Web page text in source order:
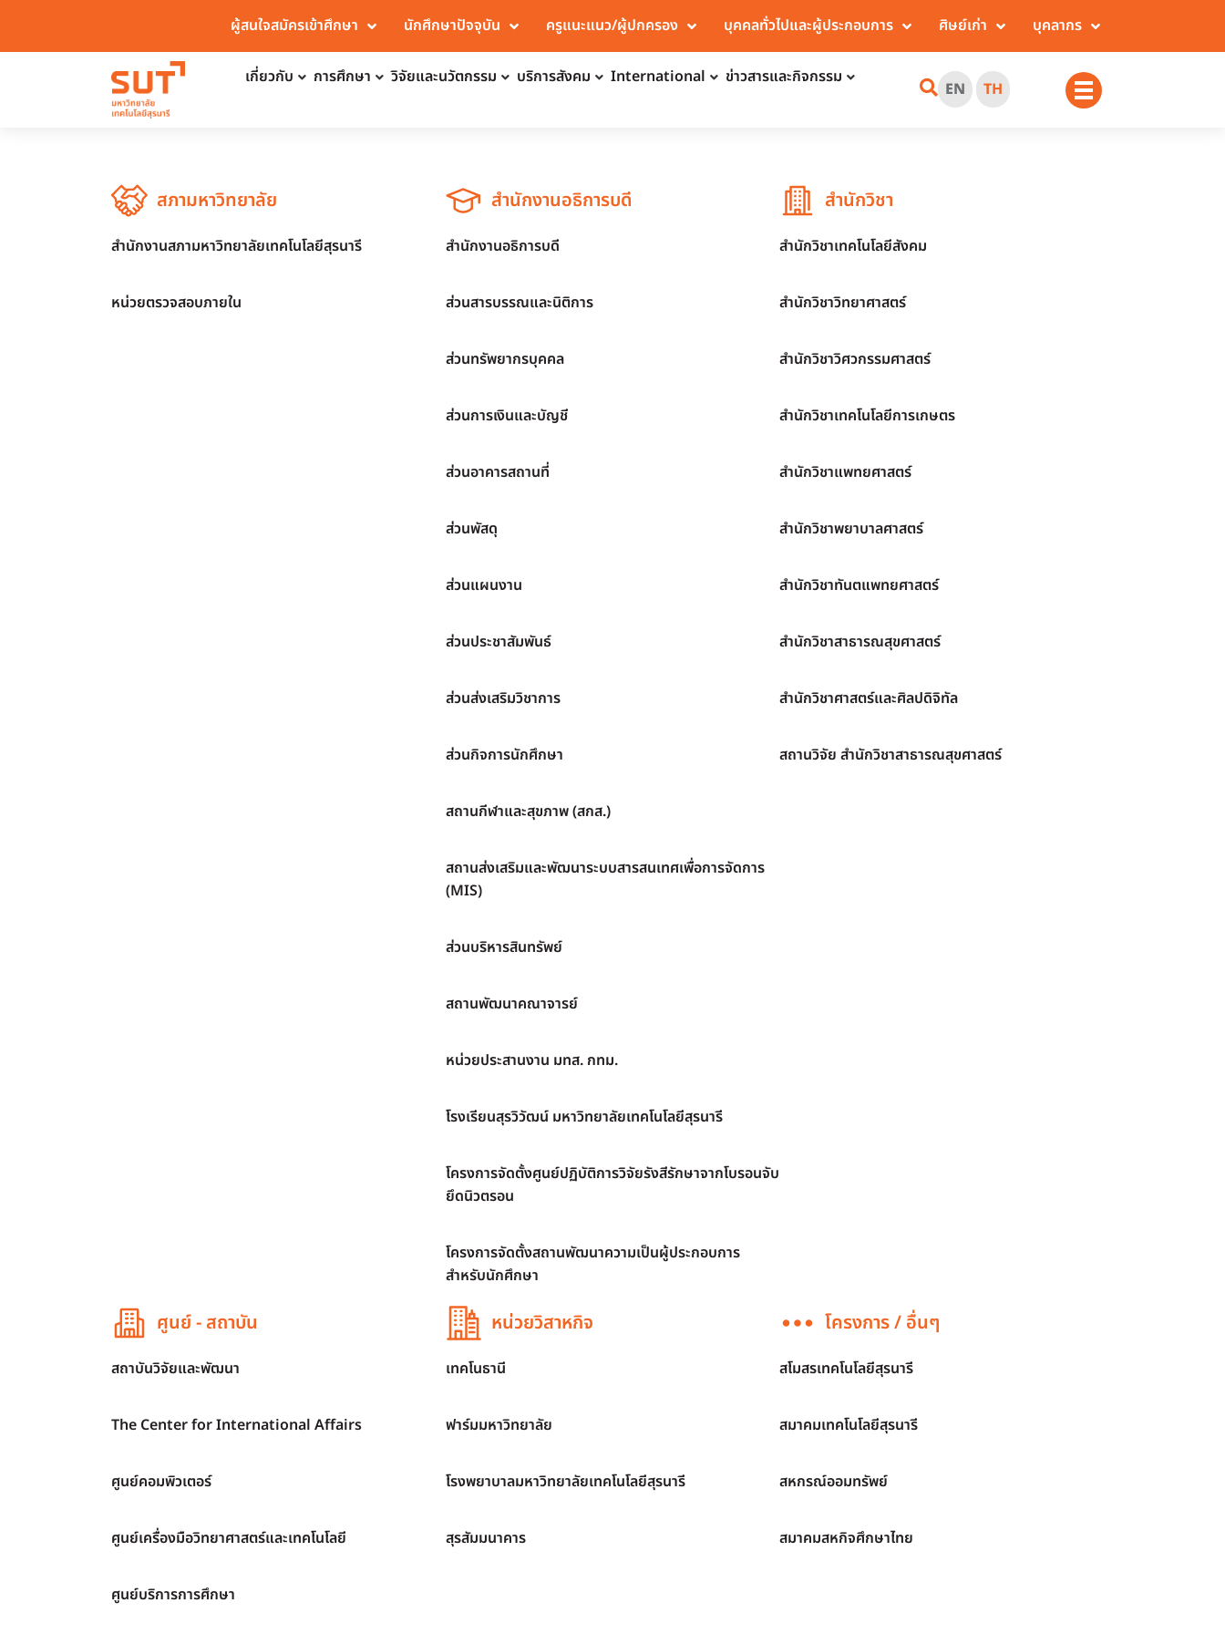
ผู้สนใจสมัครเข้าศึกษา นักศึกษาปัจจุบัน ครูแนะแนว/ผู้ปกครอง บุคคลทั่วไปและผู้ประกอบการ ศิษย์เก่า บุคลากร
เกี่ยวกับ การศึกษา วิจัยและนวัตกรรม บริการสังคม International ข่าวสารและกิจกรรม
EN TH
สภามหาวิทยาลัย
สำนักงานสภามหาวิทยาลัยเทคโนโลยีสุรนารี
หน่วยตรวจสอบภายใน
สำนักงานอธิการบดี
สำนักงานอธิการบดี
ส่วนสารบรรณและนิติการ
ส่วนทรัพยากรบุคคล
ส่วนการเงินและบัญชี
ส่วนอาคารสถานที่
ส่วนพัสดุ
ส่วนแผนงาน
ส่วนประชาสัมพันธ์
ส่วนส่งเสริมวิชาการ
ส่วนกิจการนักศึกษา
สถานกีฬาและสุขภาพ (สกส.)
สถานส่งเสริมและพัฒนาระบบสารสนเทศเพื่อการจัดการ
(MIS)
ส่วนบริหารสินทรัพย์
สถานพัฒนาคณาจารย์
หน่วยประสานงาน มทส. กทม.
โรงเรียนสุรวิวัฒน์ มหาวิทยาลัยเทคโนโลยีสุรนารี
โครงการจัดตั้งศูนย์ปฏิบัติการวิจัยรังสีรักษาจากโบรอนจับ
ยึดนิวตรอน
โครงการจัดตั้งสถานพัฒนาความเป็นผู้ประกอบการ
สำหรับนักศึกษา
สำนักวิชา
สำนักวิชาเทคโนโลยีสังคม
สำนักวิชาวิทยาศาสตร์
สำนักวิชาวิศวกรรมศาสตร์
สำนักวิชาเทคโนโลยีการเกษตร
สำนักวิชาแพทยศาสตร์
สำนักวิชาพยาบาลศาสตร์
สำนักวิชาทันตแพทยศาสตร์
สำนักวิชาสาธารณสุขศาสตร์
สำนักวิชาศาสตร์และศิลปดิจิทัล
สถานวิจัย สำนักวิชาสาธารณสุขศาสตร์
ศูนย์ - สถาบัน
สถาบันวิจัยและพัฒนา
The Center for International Affairs
ศูนย์คอมพิวเตอร์
ศูนย์เครื่องมือวิทยาศาสตร์และเทคโนโลยี
ศูนย์บริการการศึกษา
หน่วยวิสาหกิจ
เทคโนธานี
ฟาร์มมหาวิทยาลัย
โรงพยาบาลมหาวิทยาลัยเทคโนโลยีสุรนารี
สุรสัมมนาคาร
โครงการ / อื่นๆ
สโมสรเทคโนโลยีสุรนารี
สมาคมเทคโนโลยีสุรนารี
สหกรณ์ออมทรัพย์
สมาคมสหกิจศึกษาไทย